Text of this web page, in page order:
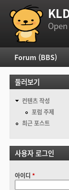
부 메뉴
주 메뉴
Forum (BBS)
둘러보기
컨텐츠 작성
포럼 주제
최근 포스트
사용자 로그인
아이디 *